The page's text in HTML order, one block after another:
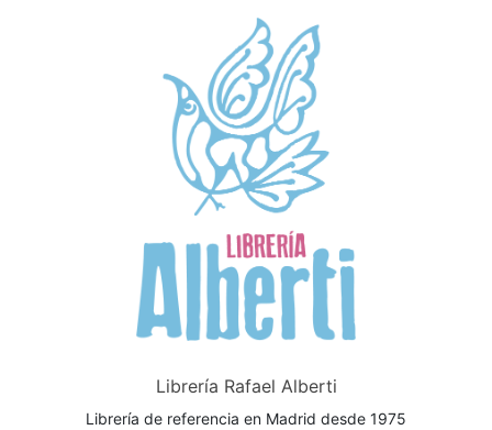
Librería Rafael Alberti
Librería de referencia en Madrid desde 1975